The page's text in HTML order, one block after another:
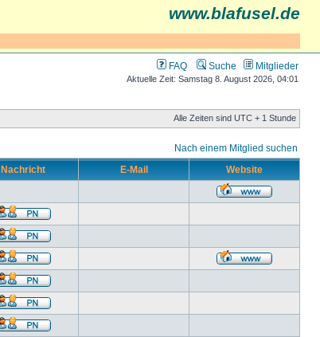
www.blafusel.de
FAQ Suche Mitglieder
Aktuelle Zeit: Samstag 8. August 2026, 04:01
Alle Zeiten sind UTC + 1 Stunde
Nach einem Mitglied suchen
Nachricht E-Mail Website